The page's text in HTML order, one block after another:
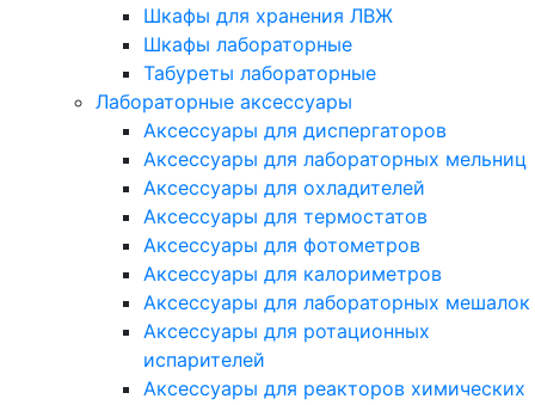
Шкафы для хранения ЛВЖ
Шкафы лабораторные
Табуреты лабораторные
Лабораторные аксессуары
Аксессуары для диспергаторов
Аксессуары для лабораторных мельниц
Аксессуары для охладителей
Аксессуары для термостатов
Аксессуары для фотометров
Аксессуары для калориметров
Аксессуары для лабораторных мешалок
Аксессуары для ротационных
испарителей
Аксессуары для реакторов химических